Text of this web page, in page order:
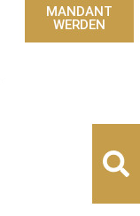
MANDANT
WERDEN